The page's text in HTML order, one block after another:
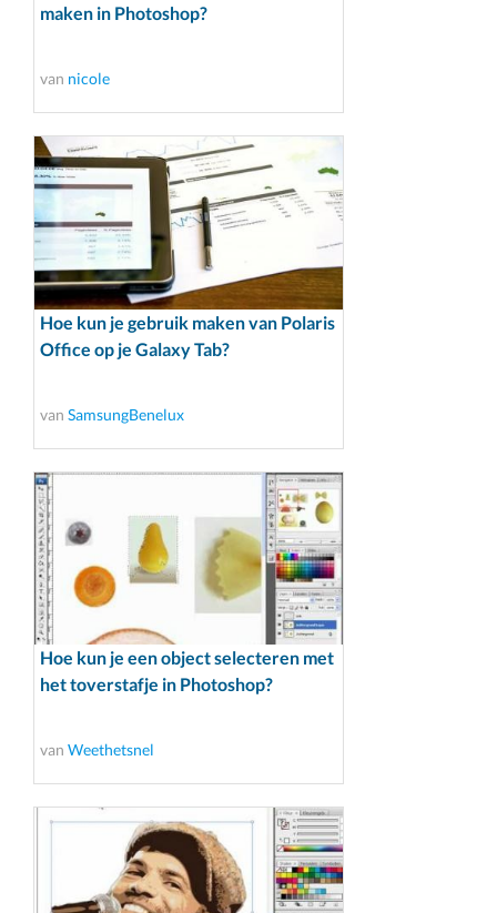
maken in Photoshop?
van nicole
Hoe kun je gebruik maken van Polaris
Office op je Galaxy Tab?
van SamsungBenelux
Hoe kun je een object selecteren met
het toverstafje in Photoshop?
van Weethetsnel